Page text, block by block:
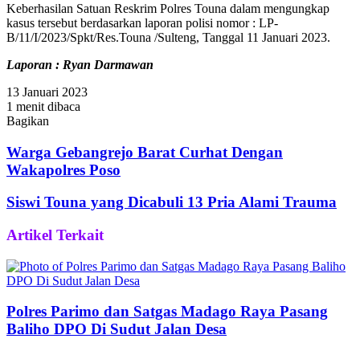
Keberhasilan Satuan Reskrim Polres Touna dalam mengungkap
kasus tersebut berdasarkan laporan polisi nomor : LP-
B/11/I/2023/Spkt/Res.Touna /Sulteng, Tanggal 11 Januari 2023.
Laporan : Ryan Darmawan
13 Januari 2023
1 menit dibaca
Bagikan
via
Email
Warga Gebangrejo Barat Curhat Dengan
Wakapolres Poso
Siswi Touna yang Dicabuli 13 Pria Alami Trauma
Artikel Terkait
Polres Parimo dan Satgas Madago Raya Pasang
Baliho DPO Di Sudut Jalan Desa